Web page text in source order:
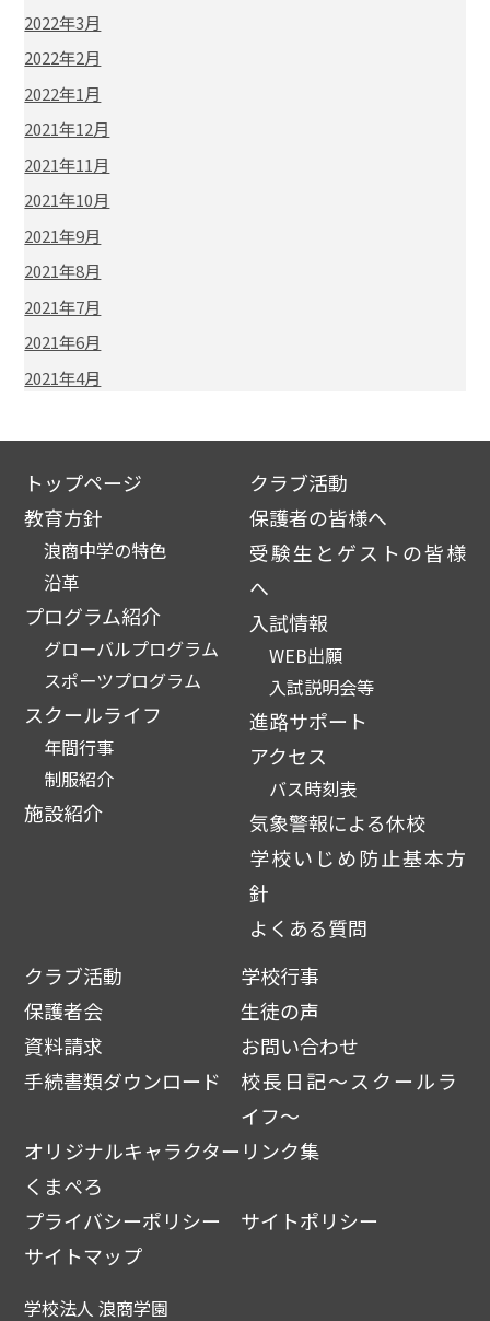
2022年3月
2022年2月
2022年1月
2021年12月
2021年11月
2021年10月
2021年9月
2021年8月
2021年7月
2021年6月
2021年4月
トップページ
教育方針
浪商中学の特色
沿革
プログラム紹介
グローバルプログラム
スポーツプログラム
スクールライフ
年間行事
制服紹介
施設紹介
クラブ活動
保護者の皆様へ
受験生とゲストの皆様
へ
入試情報
WEB出願
入試説明会等
進路サポート
アクセス
バス時刻表
気象警報による休校
学校いじめ防止基本方
針
よくある質問
クラブ活動
学校行事
保護者会
生徒の声
資料請求
お問い合わせ
手続書類ダウンロード
校長日記～スクールラ
イフ～
オリジナルキャラクター
くまぺろ
リンク集
プライバシーポリシー
サイトポリシー
サイトマップ
学校法人 浪商学園